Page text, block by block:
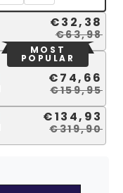
€32,38
€63,98
€74,66
€159,95
MOST
POPULAR
€134,93
€319,90